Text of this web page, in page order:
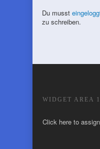
Du musst
zu schreiben.
WIDGET AREA 1
Click here to